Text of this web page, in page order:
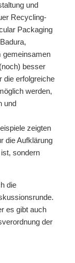
und
Recycling-
Packaging
gemeinsamen
besser
die erfolgreiche
werden,
und
zeigten
die Aufklärung
sondern
die
es gibt auch
der